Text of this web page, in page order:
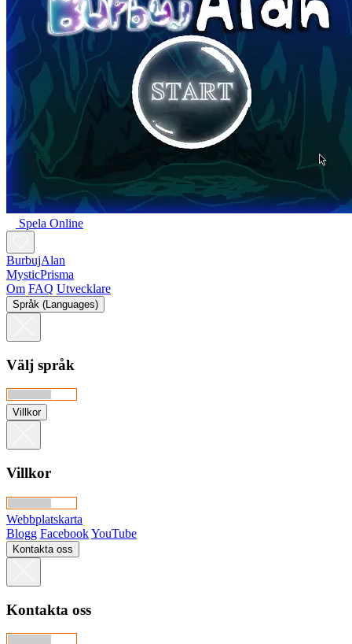
Spela Online
BurbujAlan
MysticPrisma
Om FAQ Utvecklare
Språk (Languages)
Välj språk
Villkor
Villkor
Webbplatskarta
Blogg FacebookYouTube
Kontakta oss
Kontakta oss